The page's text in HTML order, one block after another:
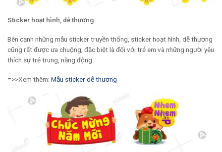
Sticker hoạt hình, dễ thương
Bên cạnh những mẫu sticker truyền thống, sticker hoạt hình, dễ thương
cũng rất được ưa chuộng, đặc biệt là đối với trẻ em và những người yêu
thích sự trẻ trung, năng động
=>>Xem thêm: Mẫu sticker dễ thương